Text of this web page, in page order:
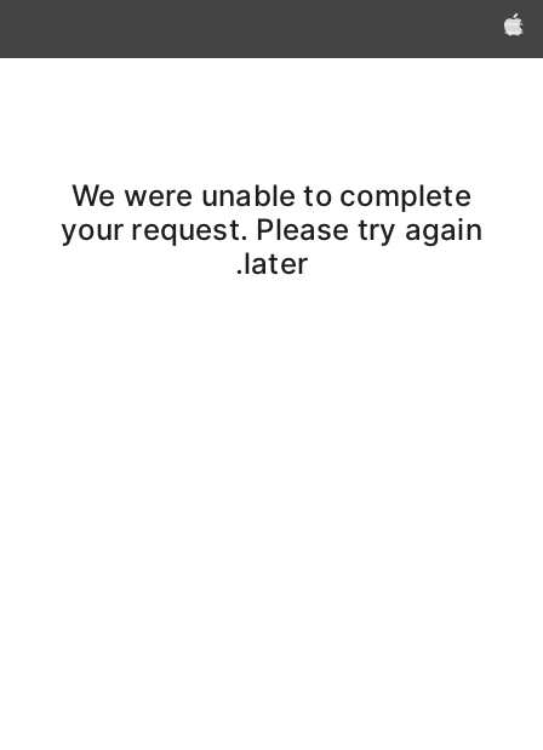
Apple‏
We were unable to complete
your request. Please try again
later.